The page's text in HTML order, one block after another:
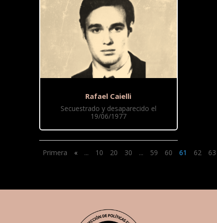
Rafael Caielli
Secuestrado y desaparecido el
19/06/1977
Primera « ... 10 20 30 ... 59 60 61 62 63